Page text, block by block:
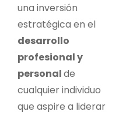
una inversión
estratégica en el
desarrollo
profesional y
personalde
cualquier individuo
que aspire a liderar